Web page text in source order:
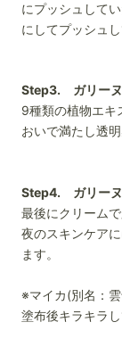
にプッシュして
にしてプッシュし
Step3. ガリーヌ
9種類の植物エキ
おいで満たし透
Step4. ガリーヌ
最後にクリーム
夜のスキンケア
ます。
※マイカ(別名：
塗布後キラキラし